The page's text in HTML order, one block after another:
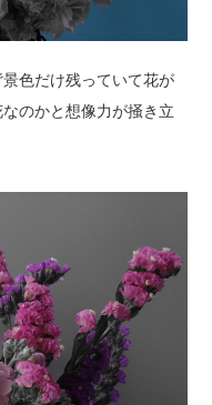
色だけ残っていて花が
のかと想像力が掻き立